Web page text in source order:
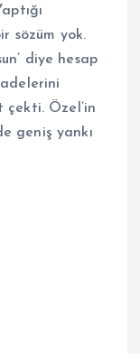
sözüm yok.
diye hesap
çekti. Özel’in
geniş yankı